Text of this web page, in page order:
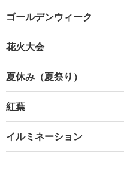
ゴールデンウィーク
花火大会
夏休み（夏祭り）
紅葉
イルミネーション